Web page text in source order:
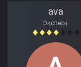
ava
Эксперт